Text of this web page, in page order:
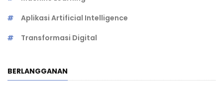
Aplikasi Artificial Intelligence
Transformasi Digital
BERLANGGANAN